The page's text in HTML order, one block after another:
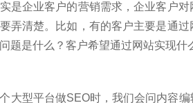
企业客户的营销需求，企业客户对
弄清楚。比如，有的客户主要是通
题是什么？客户希望通过网站实现什
型平台做SEO时，我们会问内容编